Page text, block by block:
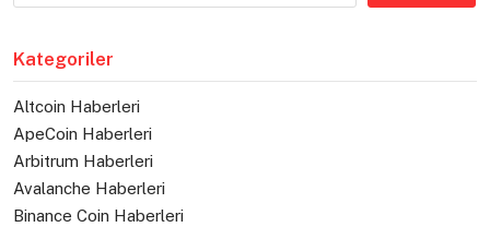
Kategoriler
Altcoin Haberleri
ApeCoin Haberleri
Arbitrum Haberleri
Avalanche Haberleri
Binance Coin Haberleri